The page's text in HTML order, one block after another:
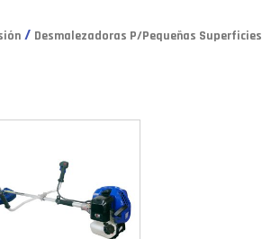
/ Desmalezadoras P/Pequeñas Superficies